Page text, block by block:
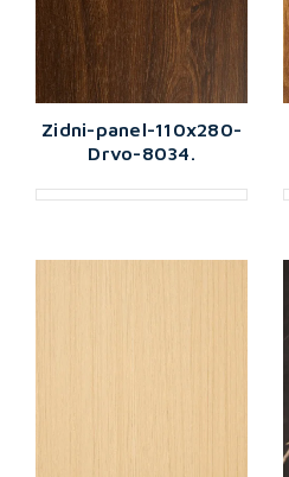
Zidni-panel-110x280-
Drvo-8034.